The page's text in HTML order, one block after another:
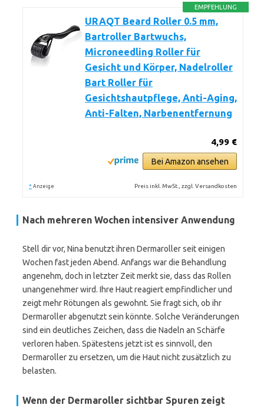
EMPFEHLUNG
URAQT Beard Roller 0.5 mm,
Bartroller Bartwuchs,
Microneedling Roller für
Gesicht und Körper, Nadelroller
Bart Roller für
Gesichtshautpflege, Anti-Aging,
Anti-Falten, Narbenentfernung
4,99 €
Bei Amazon ansehen
* Anzeige Preis inkl. MwSt., zzgl. Versandkosten
Nach mehreren Wochen intensiver Anwendung
Stell dir vor, Nina benutzt ihren Dermaroller seit einigen
Wochen fast jeden Abend. Anfangs war die Behandlung
angenehm, doch in letzter Zeit merkt sie, dass das Rollen
unangenehmer wird. Ihre Haut reagiert empfindlicher und
zeigt mehr Rötungen als gewohnt. Sie fragt sich, ob ihr
Dermaroller abgenutzt sein könnte. Solche Veränderungen
sind ein deutliches Zeichen, dass die Nadeln an Schärfe
verloren haben. Spätestens jetzt ist es sinnvoll, den
Dermaroller zu ersetzen, um die Haut nicht zusätzlich zu
belasten.
Wenn der Dermaroller sichtbar Spuren zeigt